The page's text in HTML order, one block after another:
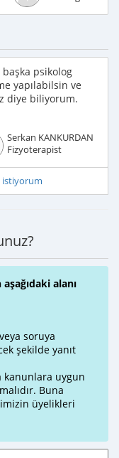
psikolog
yapılabilsin ve
diye biliyorum.
Serkan KANKURDAN
Fizyoterapist
istiyorum
alanı
soruya
şekilde yanıt
kanunlara uygun
Buna
üyelikleri